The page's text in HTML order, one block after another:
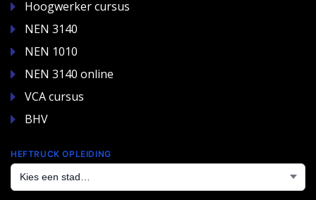
Hoogwerker cursus
NEN 3140
NEN 1010
NEN 3140 online
VCA cursus
BHV
HEFTRUCK OPLEIDING